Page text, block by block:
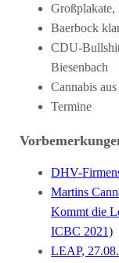
Baerbock
CDU-
Biesenbach
Cannabis
Termine
DHV-
Martins
Kommt die
ICBC 2021)
LEAP,